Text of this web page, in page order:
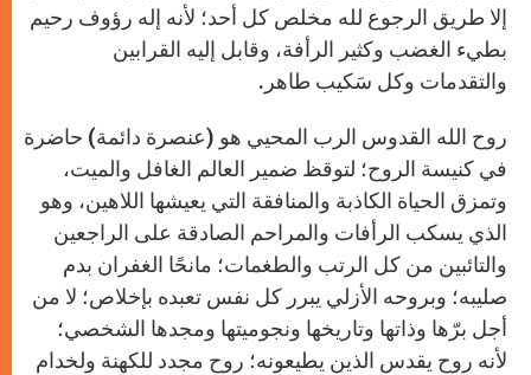
إلا طريق الرجوع لله مخلص كل أحد؛ لأنه إله رؤوف رحيم
بطيء الغضب وكثير الرأفة، وقابل إليه القرابين
والتقدمات وكل سَكيب طاهر .
روح الله القدوس الرب المحيي هو (عنصرة دائمة) حاضرة
في كنيسة الروح؛ لتوقظ ضمير العالم الغافل والميت،
وتمزق الحياة الكاذبة والمنافقة التي يعيشها اللاهين، وهو
الذﻱ يسكب الرأفات والمراحم الصادقة على الراجعين
والتائبين من كل الرتب والطغمات؛ مانحًا الغفران بدم
صليبه؛ وبروحه الأزلي يبرر كل نفس تعبده بإخلاص؛ لا من
أجل برّها وذاتها وتاريخها ونجوميتها ومجدها الشخصي؛
لأنه روح يقدس الذين يطيعونه؛ روح مجدد للكهنة ولخدام